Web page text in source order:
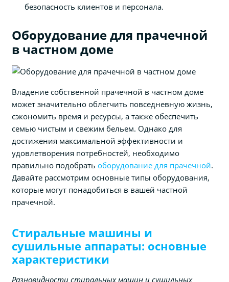
безопасность клиентов и персонала.
Оборудование для прачечной
в частном доме
Владение собственной прачечной в частном доме
может значительно облегчить повседневную жизнь,
сэкономить время и ресурсы, а также обеспечить
семью чистым и свежим бельем. Однако для
достижения максимальной эффективности и
удовлетворения потребностей, необходимо
правильно подобратьоборудование для прачечной.
Давайте рассмотрим основные типы оборудования,
которые могут понадобиться в вашей частной
прачечной.
Стиральные машины и
сушильные аппараты: основные
характеристики
Разновидности стиральных машин и сушильных